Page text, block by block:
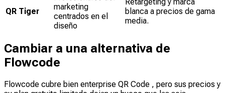
QR Tiger
marketing
centrados en el
diseño
blanca a precios de gama
media.
Cambiar a una alternativa de
Flowcode
Flowcode cubre bien enterprise QR Code , pero sus precios y